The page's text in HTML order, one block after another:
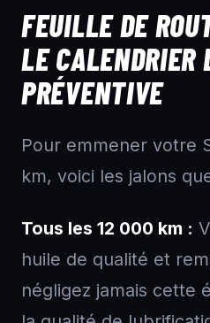
FEUILLE DE
LE CALENDRIER
PRÉVENTIVE
Pour emmener votre
km, voici les jalons
Tous les 12 000 km :
huile de qualité et
négligez jamais cette